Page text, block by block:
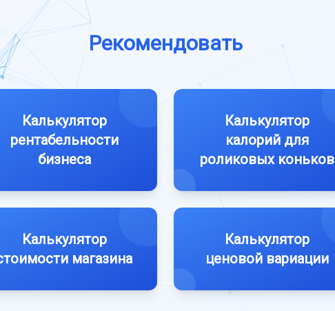
Рекомендовать
Калькулятор
рентабельности
бизнеса
Калькулятор
калорий для
роликовых коньков
Калькулятор
магазина
Калькулятор
ценовой вариации